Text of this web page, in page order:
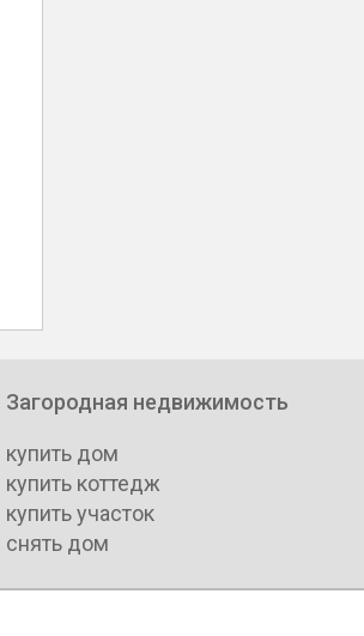
Загородная недвижимость
купить дом
купить коттедж
купить участок
снять дом